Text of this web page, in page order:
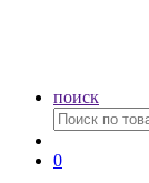
поиск
Искать:
0